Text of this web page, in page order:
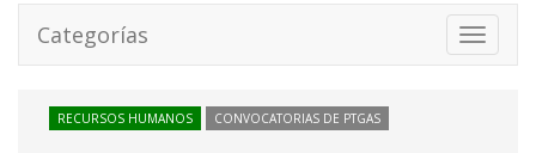
Toggle
Categorías
RECURSOS HUMANOS CONVOCATORIAS DE PTGAS